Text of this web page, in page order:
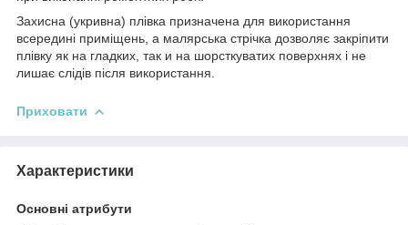
Захисна (укривна) плівка призначена для використання
всередині приміщень, а малярська стрічка дозволяє закріпити
плівку як на гладких, так и на шорсткуватих поверхнях і не
лишає слідів після використання.
Приховати
Характеристики
Основні атрибути